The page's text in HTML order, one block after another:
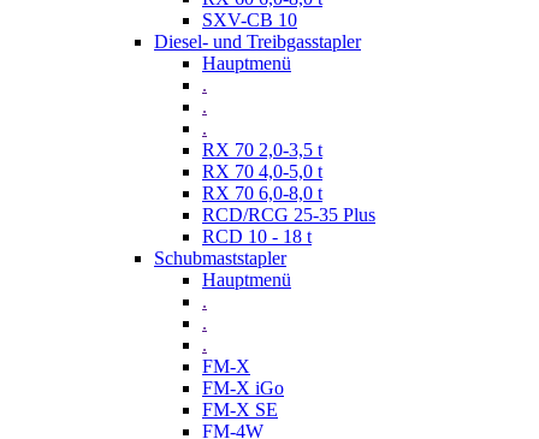
SXV-CB 10
Diesel- und Treibgasstapler
Hauptmenü
.
.
.
RX 70 2,0-3,5 t
RX 70 4,0-5,0 t
RX 70 6,0-8,0 t
RCD/RCG 25-35 Plus
RCD 10 - 18 t
Schubmaststapler
Hauptmenü
.
.
.
FM-X
FM-X iGo
FM-X SE
FM-4W